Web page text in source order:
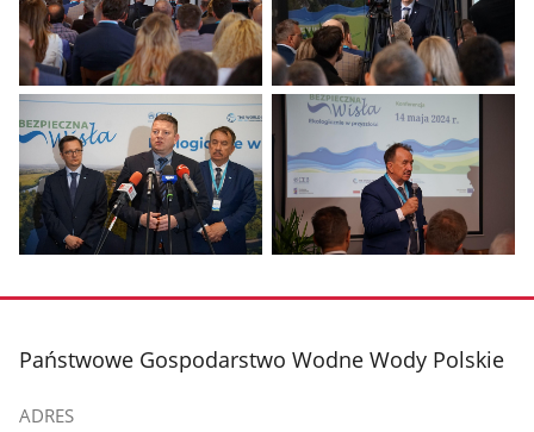
Pokaż
zdjęcie
1
z
galerii.
Pokaż
zdjęcie
galerii.
zdjęcie
galerii.
zdjęcie
galerii.
stopka
Państwowe Gospodarstwo Wodne Wody Polskie
ADRES